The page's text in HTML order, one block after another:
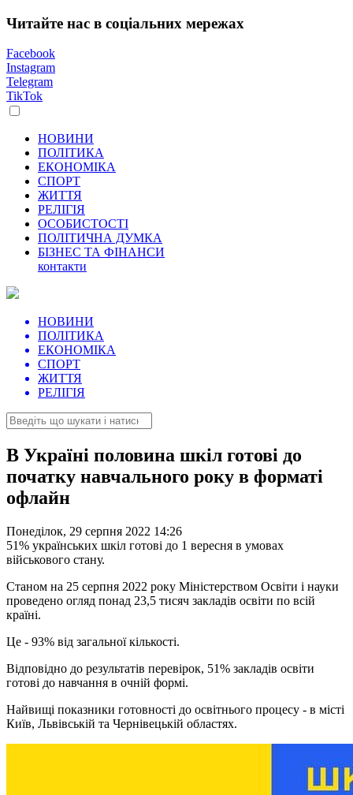
Читайте нас в соціальних мережах
Facebook
Instagram
Telegram
TikTok
НОВИНИ
ПОЛІТИКА
ЕКОНОМІКА
СПОРТ
ЖИТТЯ
РЕЛІГІЯ
ОСОБИСТОСТІ
ПОЛІТИЧНА ДУМКА
БІЗНЕС ТА ФІНАНСИ
контакти
НОВИНИ
ПОЛІТИКА
ЕКОНОМІКА
СПОРТ
ЖИТТЯ
РЕЛІГІЯ
В Україні половина шкіл готові до
початку навчального року в форматі
офлайн
Понеділок, 29 серпня 2022 14:26
51% українських шкіл готові до 1 вересня в умовах
військового стану.
Станом на 25 серпня 2022 року Міністерством Освіти і науки
проведено огляд понад 23,5 тисяч закладів освіти по всій
країні.
Це - 93% від загальної кількості.
Відповідно до результатів перевірок, 51% закладів освіти
готові до навчання в очній формі.
Найвищі показники готовності до освітнього процесу - в місті
Київ, Львівській та Чернівецькій областях.